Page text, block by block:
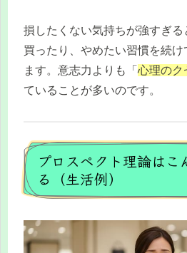
損したくない気持ちが強すぎ
買ったり、やめたい習慣を続け
ます。意志力よりも「 心理のク
ていることが多いのです。
プロスペクト理論はこ
る（生活例）